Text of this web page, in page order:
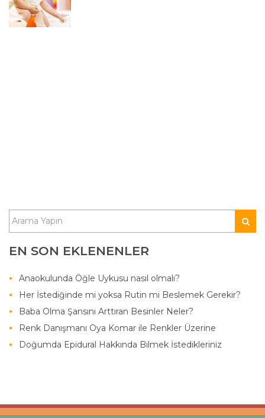
EN SON EKLENENLER
Anaokulunda Öğle Uykusu nasıl olmalı?
Her İstediğinde mi yoksa Rutin mi Beslemek Gerekir?
Baba Olma Şansını Arttıran Besinler Neler?
Renk Danışmanı Oya Komar ile Renkler Üzerine
Doğumda Epidural Hakkında Bilmek İstedikleriniz